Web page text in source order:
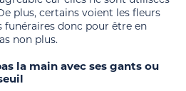
plus, certains voient les fleurs
funéraires donc pour être en
non plus.
la main avec ses gants ou